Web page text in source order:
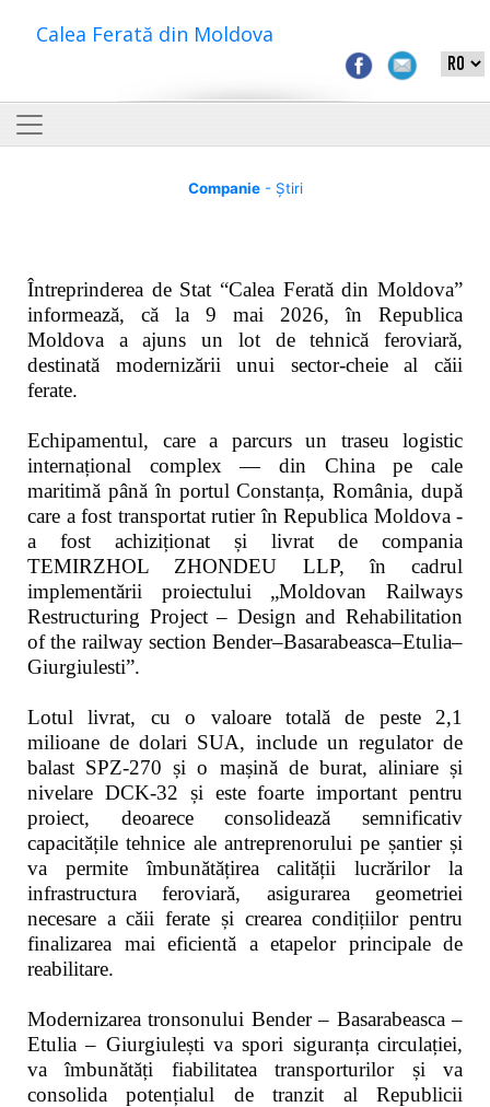
Calea Ferată din Moldova
Companie- Știri
Întreprinderea de Stat “Calea Ferată din Moldova”
informează, că la 9 mai 2026, în Republica
Moldova a ajuns un lot de tehnică feroviară,
destinată modernizării unui sector-cheie al căii
ferate.
Echipamentul, care a parcurs un traseu logistic
internațional complex — din China pe cale
maritimă până în portul Constanța, România, după
care a fost transportat rutier în Republica Moldova -
a fost achiziționat și livrat de compania
TEMIRZHOL ZHONDEU LLP, în cadrul
implementării proiectului „Moldovan Railways
Restructuring Project – Design and Rehabilitation
of the railway section Bender–Basarabeasca–Etulia–
Giurgiulesti”.
Lotul livrat, cu o valoare totală de peste 2,1
milioane de dolari SUA, include un regulator de
balast SPZ-270 și o mașină de burat, aliniare și
nivelare DCK-32 și este foarte important pentru
proiect, deoarece consolidează semnificativ
capacitățile tehnice ale antreprenorului pe șantier și
va permite îmbunătățirea calității lucrărilor la
infrastructura feroviară, asigurarea geometriei
necesare a căii ferate și crearea condițiilor pentru
finalizarea mai eficientă a etapelor principale de
reabilitare.
Modernizarea tronsonului Bender – Basarabeasca –
Etulia – Giurgiulești va spori siguranța circulației,
va îmbunătăți fiabilitatea transporturilor și va
consolida potențialul de tranzit al Republicii